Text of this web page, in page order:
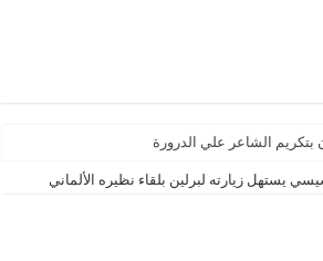
يستهل زيارته لبرلين بلقاء نظيره الألماني